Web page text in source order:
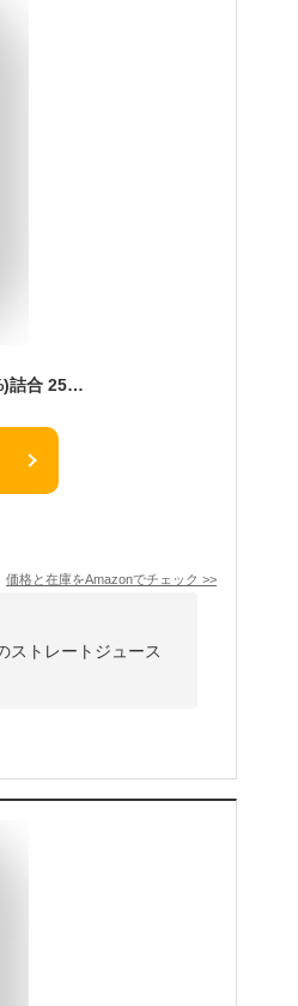
日本橋 千疋屋総本店 ストレートジュース(果汁100%)詰合 250ml 10本入
価格と在庫をAmazonでチェック >>
ストレートジュース